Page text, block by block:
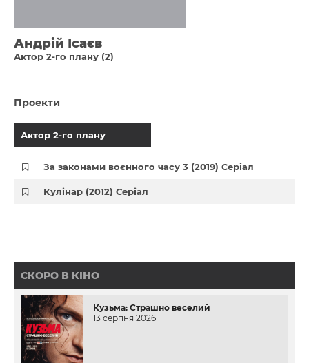
Андрій Ісаєв
Актор 2-го плану (2)
Проекти
Актор 2-го плану
За законами воєнного часу 3 (2019) Серіал
Кулінар (2012) Серіал
СКОРО В КІНО
Кузьма: Страшно веселий
13 серпня 2026